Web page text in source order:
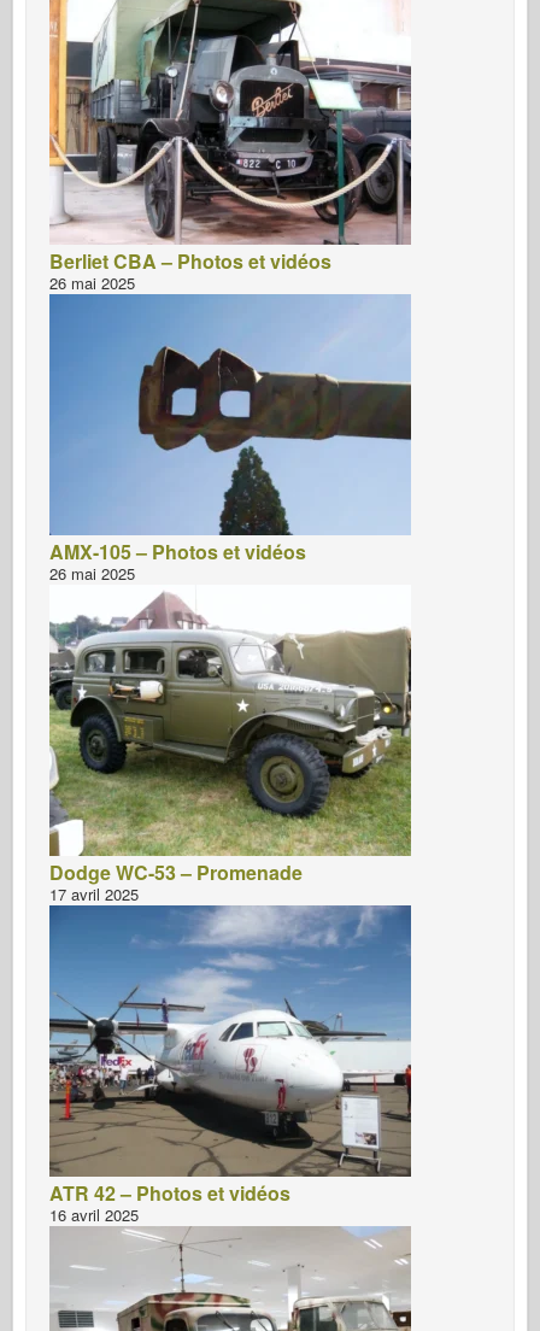
Berliet CBA – Photos et vidéos
26 mai 2025
AMX-105 – Photos et vidéos
26 mai 2025
Dodge WC-53 – Promenade
17 avril 2025
ATR 42 – Photos et vidéos
16 avril 2025